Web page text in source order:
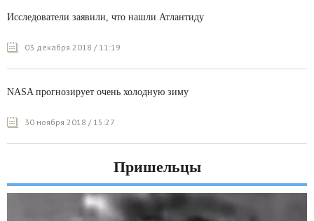
Исследователи заявили, что нашли Атлантиду
03 декабря 2018 / 11:19
NASA прогнозирует очень холодную зиму
30 ноября 2018 / 15:27
Пришельцы